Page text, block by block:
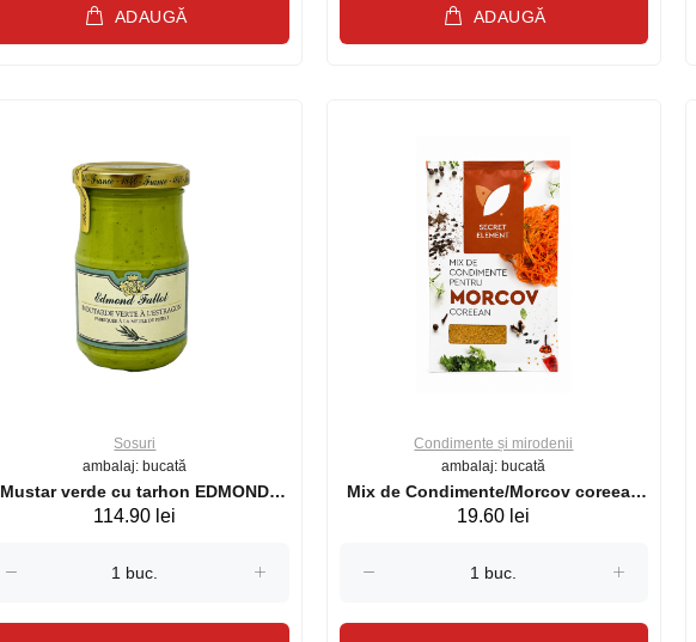
ADAUGĂ ADAUGĂ
Sosuri
ambalaj: bucată
Mustar verde cu tarhon EDMOND
114.90 lei
Condimente și mirodenii
ambalaj: bucată
Mix de Condimente/Morcov coreean
25g,buc
19.60 lei